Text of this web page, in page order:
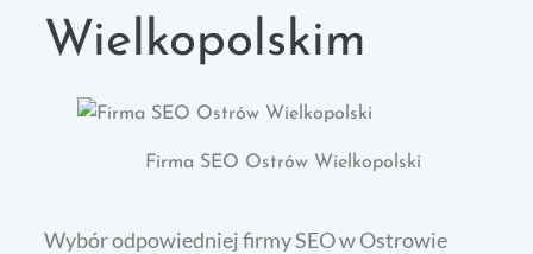
Wielkopolskim
Firma SEO Ostrów Wielkopolski
Wybór odpowiedniej firmy SEO w Ostrowie